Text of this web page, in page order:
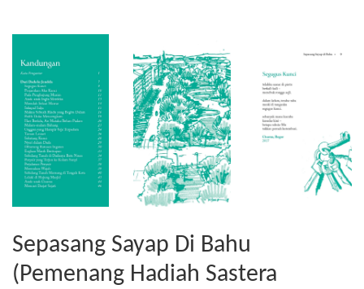
Sepasang Sayap Di Bahu
(Pemenang Hadiah Sastera